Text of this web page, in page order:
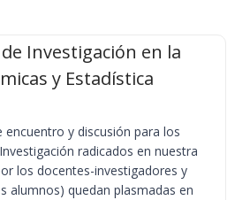
Investigación en la
y Estadística
y discusión para los
radicados en nuestra
los docentes-investigadores y
alumnos) quedan plasmadas en